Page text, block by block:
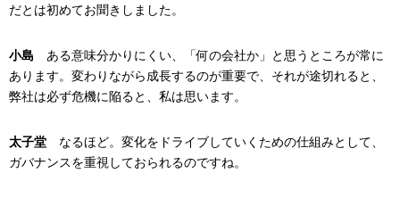
だとは初めてお聞きしました。
小島 ある意味分かりにくい、「何の会社か」と思うところが常に
あります。変わりながら成長するのが重要で、それが途切れると、
弊社は必ず危機に陥ると、私は思います。
太子堂 なるほど。変化をドライブしていくための仕組みとして、
ガバナンスを重視しておられるのですね。